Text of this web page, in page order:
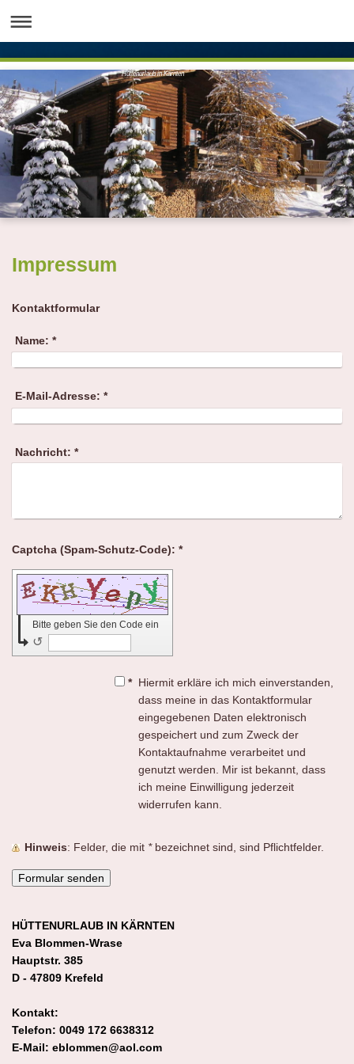
Hüttenurlaub in Kärnten
Impressum
Kontaktformular
Name: *
E-Mail-Adresse: *
Nachricht: *
Captcha (Spam-Schutz-Code): *
Bitte geben Sie den Code ein
↺
* Hiermit erkläre ich mich einverstanden,
dass meine in das Kontaktformular
eingegebenen Daten elektronisch
gespeichert und zum Zweck der
Kontaktaufnahme verarbeitet und
genutzt werden. Mir ist bekannt, dass
ich meine Einwilligung jederzeit
widerrufen kann.
Hinweis : Felder, die mit *bezeichnet sind, sind Pflichtfelder.
HÜTTENURLAUB IN KÄRNTEN
Eva Blommen-Wrase
Hauptstr. 385
D - 47809 Krefeld
Kontakt:
Telefon: 0049 172 6638312
E-Mail: eblommen@aol.com